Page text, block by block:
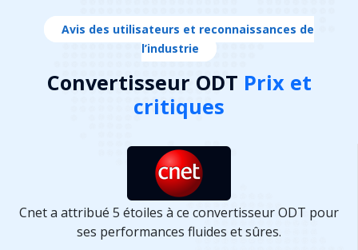
Avis des utilisateurs et reconnaissances de
l’industrie
Convertisseur ODT Prix ​​​​et
critiques
Cnet a attribué 5 étoiles à ce convertisseur ODT pour
ses performances fluides et sûres.